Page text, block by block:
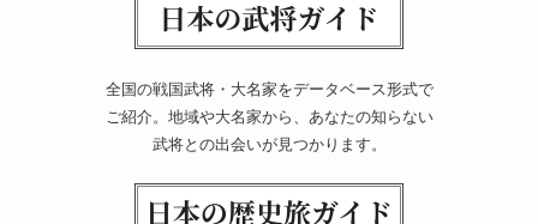
全国の戦国武将・大名家をデータベース形式で
ご紹介。地域や大名家から、あなたの知らない
武将との出会いが見つかります。